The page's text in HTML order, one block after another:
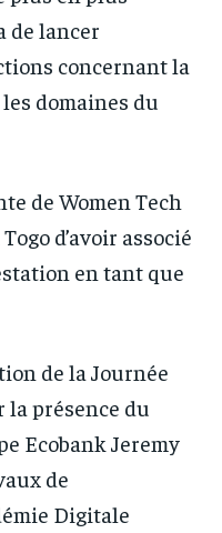
de lancer
concernant la
domaines du
de Women Tech
d’avoir associé
en tant que
de la Journée
la présence du
Ecobank Jeremy
de
Digitale